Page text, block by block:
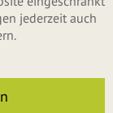
jederzeit auch